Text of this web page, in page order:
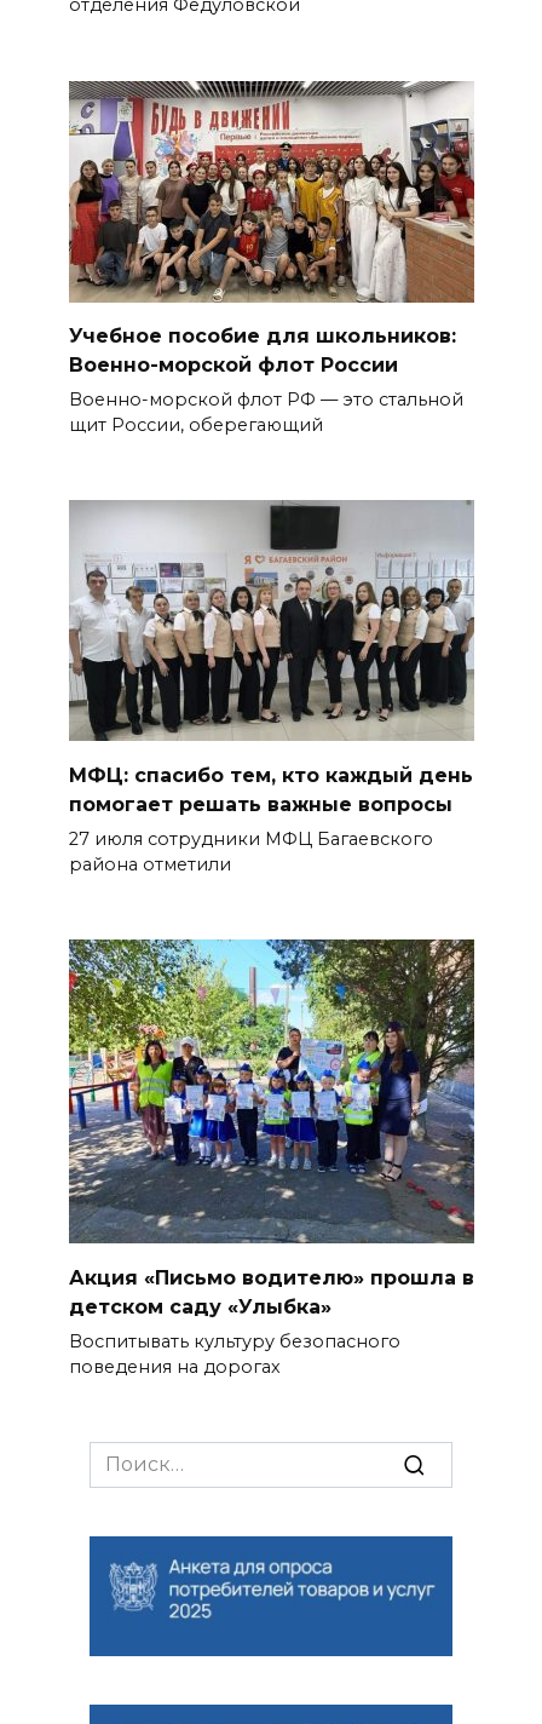
отделения Федуловской
Учебное пособие для школьников:
Военно-морской флот России
Военно-морской флот РФ — это стальной
щит России, оберегающий
МФЦ: спасибо тем, кто каждый день
помогает решать важные вопросы
27 июля сотрудники МФЦ Багаевского
района отметили
Акция «Письмо водителю» прошла в
детском саду «Улыбка»
Воспитывать культуру безопасного
поведения на дорогах
Search
for: